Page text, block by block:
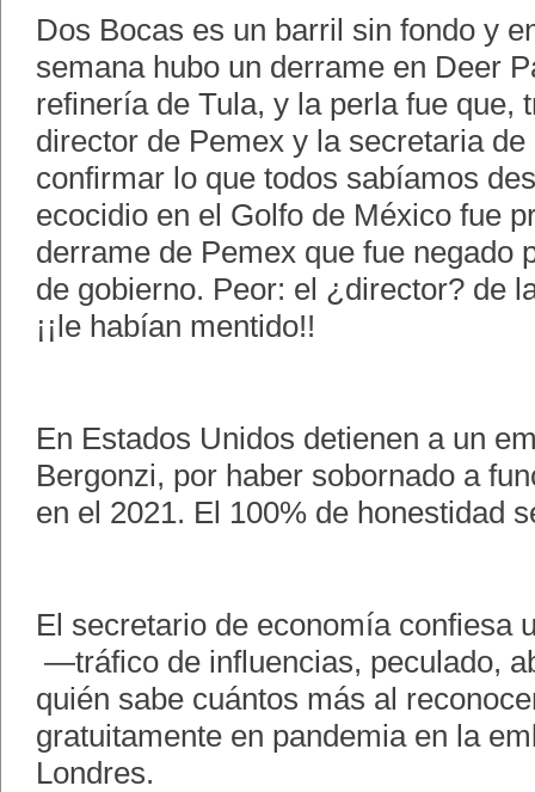
Dos Bocas es un barril sin fondo y
semana hubo un derrame en Deer
refinería de Tula, y la perla fue que,
director de Pemex y la secretaria
confirmar lo que todos sabíamos
ecocidio en el Golfo de México fue
derrame de Pemex que fue negado
de gobierno. Peor: el ¿director? de
¡¡le habían mentido!!
En Estados Unidos detienen a un
Bergonzi, por haber sobornado a
en el 2021. El 100% de honestidad
El secretario de economía confiesa
—tráfico de influencias, peculado,
quién sabe cuántos más al
gratuitamente en pandemia en la
Londres.